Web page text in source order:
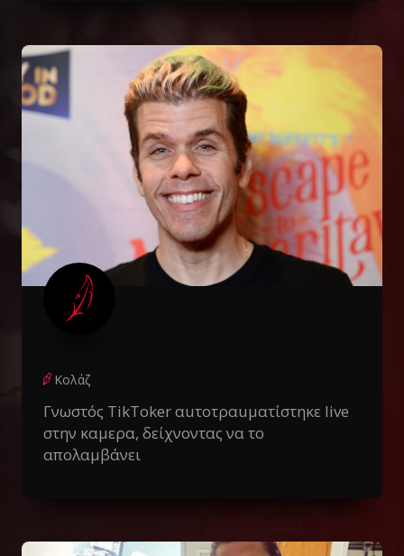
Κολάζ
Γνωστός TikToker αuτοτραuματίστηκε live
στην καμερα, δείχνοντας να το
απολαμβάνει